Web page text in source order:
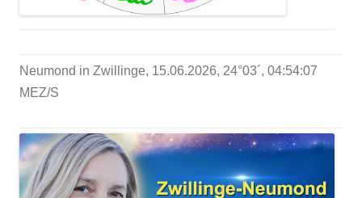
Neumond in Zwillinge, 15.06.2026, 24°03´, 04:54:07
MEZ/S